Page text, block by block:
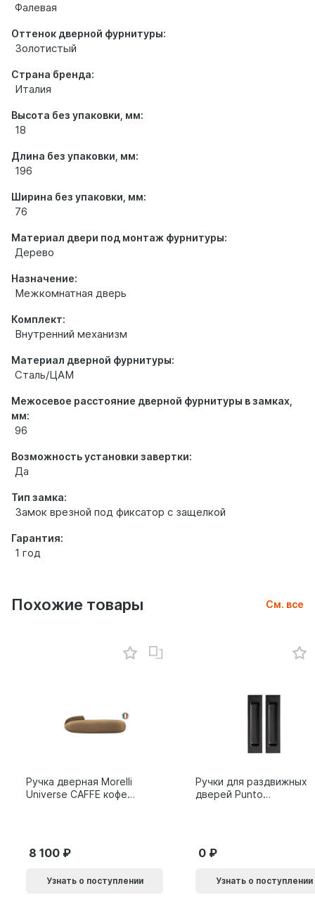
Фалевая
Оттенок дверной фурнитуры:
Золотистый
Страна бренда:
Италия
Высота без упаковки, мм:
18
Длина без упаковки, мм:
196
Ширина без упаковки, мм:
76
Материал двери под монтаж фурнитуры:
Дерево
Назначение:
Межкомнатная дверь
Комплект:
Внутренний механизм
Материал дверной фурнитуры:
Сталь/ЦАМ
Межосевое расстояние дверной фурнитуры в замках,
мм:
96
Возможность установки завертки:
Да
Тип замка:
Замок врезной под фиксатор с защелкой
Гарантия:
1 год
Похожие товары См. все
Ручка дверная Morelli
Universe CAFFE кофе
8 100
Узнать о поступлении
Ручки для раздвижных
дверей Punto
0
Узнать о поступлении